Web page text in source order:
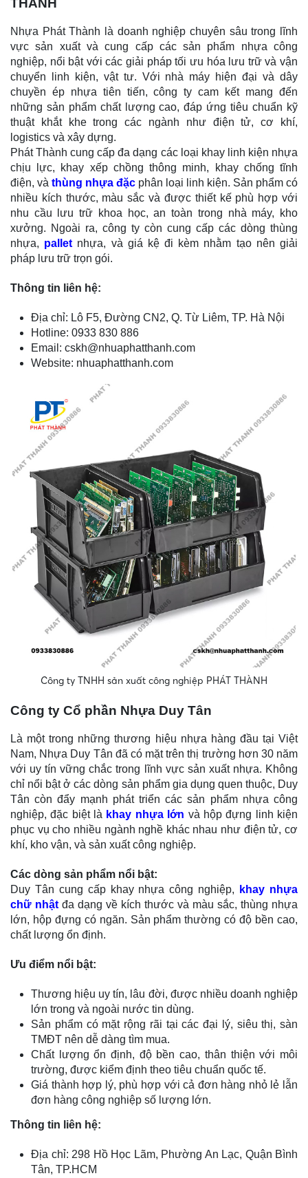
THÀNH
Nhựa Phát Thành là doanh nghiệp chuyên sâu trong lĩnh
vực sản xuất và cung cấp các sản phẩm nhựa công
nghiệp, nổi bật với các giải pháp tối ưu hóa lưu trữ và vận
chuyển linh kiện, vật tư. Với nhà máy hiện đại và dây
chuyền ép nhựa tiên tiến, công ty cam kết mang đến
những sản phẩm chất lượng cao, đáp ứng tiêu chuẩn kỹ
thuật khắt khe trong các ngành như điện tử, cơ khí,
logistics và xây dựng.
Phát Thành cung cấp đa dạng các loại khay linh kiện nhựa
chịu lực, khay xếp chồng thông minh, khay chống tĩnh
điện, và thùng nhựa đặc phân loại linh kiện. Sản phẩm có
nhiều kích thước, màu sắc và được thiết kế phù hợp với
nhu cầu lưu trữ khoa học, an toàn trong nhà máy, kho
xưởng. Ngoài ra, công ty còn cung cấp các dòng thùng
nhựa, pallet nhựa, và giá kệ đi kèm nhằm tạo nên giải
pháp lưu trữ trọn gói.
Thông tin liên hệ:
Địa chỉ: Lô F5, Đường CN2, Q. Từ Liêm, TP. Hà Nội
Hotline: 0933 830 886
Email: cskh@nhuaphatthanh.com
Website: nhuaphatthanh.com
Công ty TNHH sản xuất công nghiệp PHÁT THÀNH
Công ty Cổ phần Nhựa Duy Tân
Là một trong những thương hiệu nhựa hàng đầu tại Việt
Nam, Nhựa Duy Tân đã có mặt trên thị trường hơn 30 năm
với uy tín vững chắc trong lĩnh vực sản xuất nhựa. Không
chỉ nổi bật ở các dòng sản phẩm gia dụng quen thuộc, Duy
Tân còn đẩy mạnh phát triển các sản phẩm nhựa công
nghiệp, đặc biệt là khay nhựa lớn và hộp đựng linh kiện
phục vụ cho nhiều ngành nghề khác nhau như điện tử, cơ
khí, kho vận, và sản xuất công nghiệp.
Các dòng sản phẩm nổi bật:
Duy Tân cung cấp khay nhựa công nghiệp,
khay nhựa
chữ nhật đa dạng về kích thước và màu sắc, thùng nhựa
lớn, hộp đựng có ngăn. Sản phẩm thường có độ bền cao,
chất lượng ổn định.
Ưu điểm nổi bật:
Thương hiệu uy tín, lâu đời, được nhiều doanh nghiệp
lớn trong và ngoài nước tin dùng.
Sản phẩm có mặt rộng rãi tại các đại lý, siêu thị, sàn
TMĐT nên dễ dàng tìm mua.
Chất lượng ổn định, độ bền cao, thân thiện với môi
trường, được kiểm định theo tiêu chuẩn quốc tế.
Giá thành hợp lý, phù hợp với cả đơn hàng nhỏ lẻ lẫn
đơn hàng công nghiệp số lượng lớn.
Thông tin liên hệ:
Địa chỉ: 298 Hồ Học Lãm, Phường An Lạc, Quận Bình
Tân, TP.HCM